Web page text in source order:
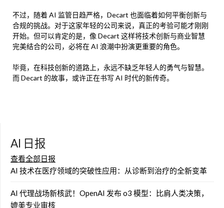
不过，随着 AI 监管日趋严格，Decart 也面临着如何平衡创新与
合规的挑战。对于这家年轻的公司来说，真正的考验可能才刚刚
开始。但可以肯定的是，像 Decart 这样将技术创新与商业智慧
完美结合的公司，必将在 AI 浪潮中扮演更重要的角色。
毕竟，在科技创新的道路上，永远不缺乏年轻人的勇气与智慧。
而 Decart 的故事，或许正在书写 AI 时代的新传奇。
AI 日报
查看全部日报
AI 技术在医疗领域的突破性应用：从诊断到治疗的全新变革
AI 代理战场新核武！OpenAI 发布 o3 模型：比肩人类决策，
媲美专业审核